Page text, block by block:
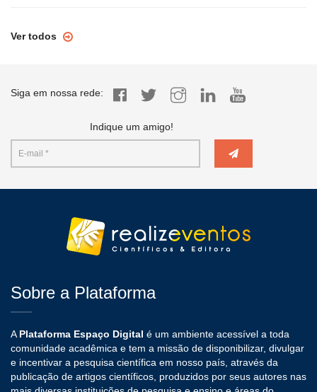
Ver todos
Siga em nossa rede:
Indique um amigo!
Sobre a Plataforma
A Plataforma Espaço Digital é um ambiente acessível a toda
comunidade acadêmica e tem a missão de disponibilizar, divulgar
e incentivar a pesquisa científica em nosso país, através da
publicação de artigos científicos, produzidos por seus autores nas